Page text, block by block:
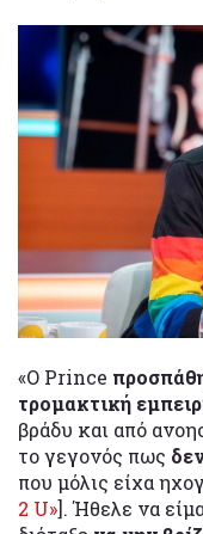
«Ο Prince
τρομακτική
βράδυ και από
το γεγονός πως
που μόλις είχα
2 U»]. Ήθελε να